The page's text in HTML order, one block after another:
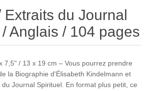
Extraits du Journal
Anglais / 104 pages
7,5" / 13 x 19 cm – Vous pourrez prendre
la Biographie d'Élisabeth Kindelmann et
Journal Spirituel. En format plus petit, ce